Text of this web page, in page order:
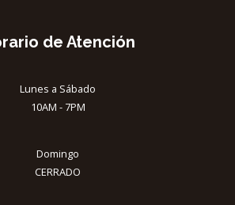
de Atención
Lunes a Sábado
10AM - 7PM
Domingo
CERRADO